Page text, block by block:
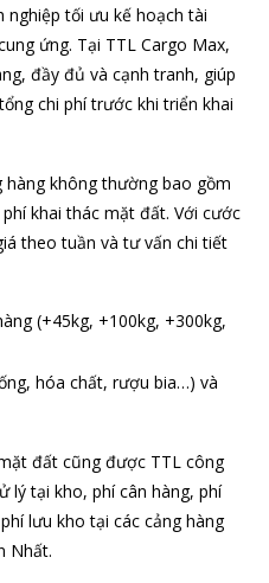
nghiệp tối ưu kế hoạch tài
ứng. Tại TTL Cargo Max,
đầy đủ và cạnh tranh, giúp
chi phí trước khi triển khai
hàng không thường bao gồm
khai thác mặt đất. Với cước
theo tuần và tư vấn chi tiết
(+45kg, +100kg, +300kg,
hóa chất, rượu bia…) và
đất cũng được TTL công
lý tại kho, phí cân hàng, phí
lưu kho tại các cảng hàng
Nhất.